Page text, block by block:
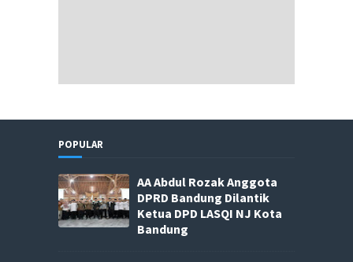
POPULAR
AA Abdul Rozak Anggota
DPRD Bandung Dilantik
Ketua DPD LASQI NJ Kota
Bandung